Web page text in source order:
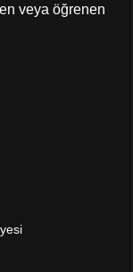
veya öğrenen